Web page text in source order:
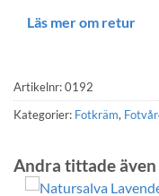
Läs mer om retur
Artikelnr:0192
Kategorier: Fotkräm,
Andra tittade även